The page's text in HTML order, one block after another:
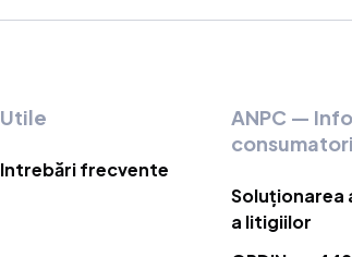
Utile
Intrebări frecvente
ANPC —
consumatori
Soluționarea
a litigiilor